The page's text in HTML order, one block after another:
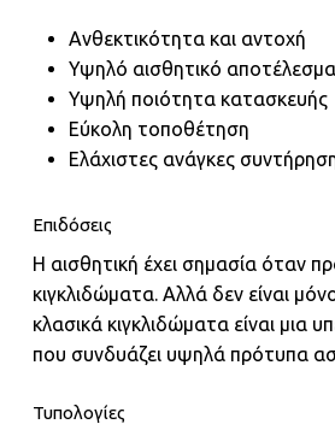
Ανθεκτικότητα και αντοχή
Υψηλό αισθητικό αποτέλεσμα
Υψηλή ποιότητα κατασκευής
Εύκολη τοποθέτηση
Ελάχιστες ανάγκες
Eπιδόσεις
Η αισθητική έχει σημασία όταν
κιγκλιδώματα. Αλλά δεν είναι
κλασικά κιγκλιδώματα είναι μια
που συνδυάζει υψηλά πρότυπα
Τυπολογίες